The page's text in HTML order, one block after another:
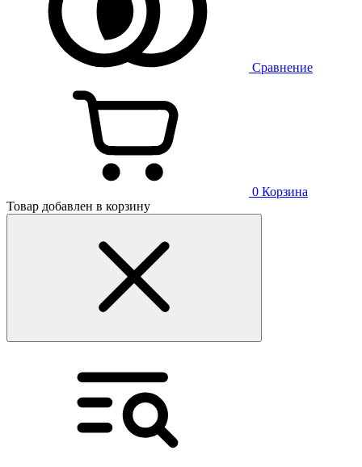
Сравнение
0 Корзина
Товар добавлен в корзину